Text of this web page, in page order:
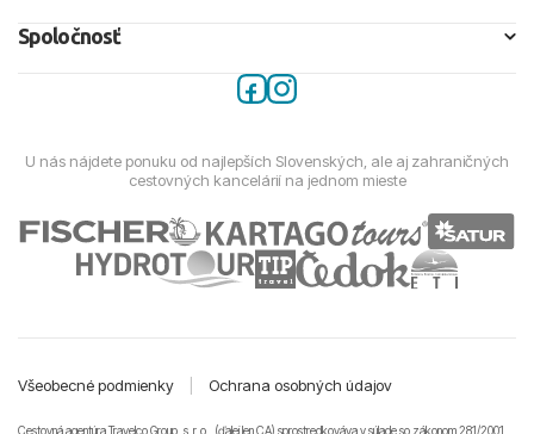
Spoločnosť
U nás nájdete ponuku od najlepších Slovenských, ale aj zahraničných
cestovných kancelárií na jednom mieste
Všeobecné podmienky Ochrana osobných údajov
Cestovná agentúra Travelco Group, s. r. o., (ďalej len CA) sprostredkováva v súlade so zákonom 281/2001